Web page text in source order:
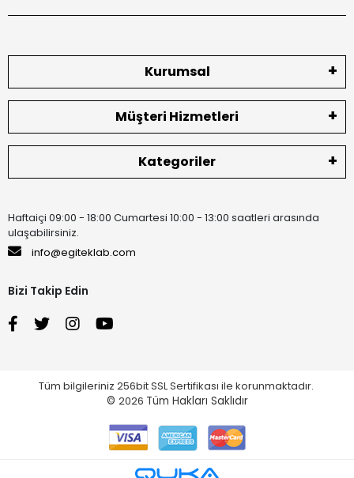
Kurumsal
Müşteri Hizmetleri
Kategoriler
Haftaiçi 09:00 - 18:00 Cumartesi 10:00 - 13:00 saatleri arasında
ulaşabilirsiniz.
info@egiteklab.com
Bizi Takip Edin
Tüm bilgileriniz 256bit SSL Sertifikası ile korunmaktadır.
© 2026 Tüm Hakları Saklıdır